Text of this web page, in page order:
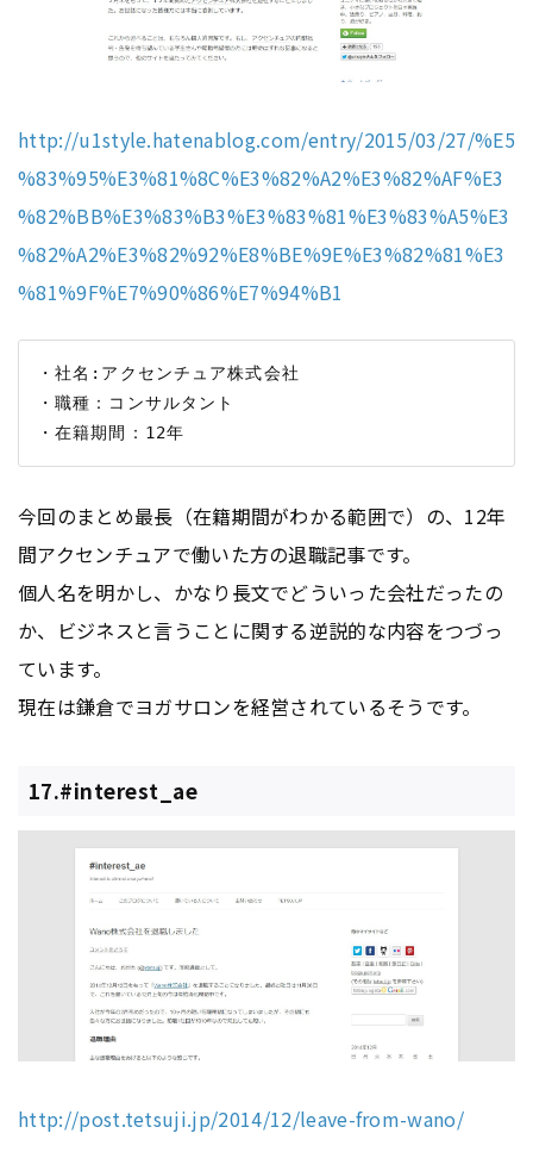
http://u1style.hatenablog.com/entry/2015/03/27/%E5
%83%95%E3%81%8C%E3%82%A2%E3%82%AF%E3
%82%BB%E3%83%B3%E3%83%81%E3%83%A5%E3
%82%A2%E3%82%92%E8%BE%9E%E3%82%81%E3
%81%9F%E7%90%86%E7%94%B1
・社名:アクセンチュア株式会社
・職種：コンサルタント
今回のまとめ最長（在籍期間がわかる範囲で）の、12年
間アクセンチュアで働いた方の退職記事です。
個人名を明かし、かなり長文でどういった会社だったの
か、ビジネスと言うことに関する逆説的な内容をつづっ
ています。
現在は鎌倉でヨガサロンを経営されているそうです。
17.#interest_ae
http://post.tetsuji.jp/2014/12/leave-from-wano/